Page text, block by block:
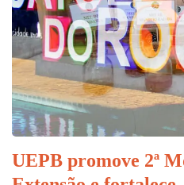
UEPB promove 2ª